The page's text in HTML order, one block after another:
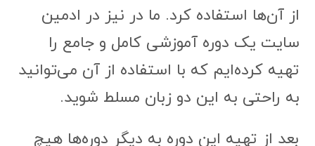
از آن‌ها استفاده کرد. ما در نیز در ادمین
سایت یک دوره آموزشی کامل و جامع را
تهیه کرده‌ایم که با استفاده از آن می‌توانید
به راحتی به این دو زبان مسلط شوید.
بعد از تهیه این دوره به دیگر دوره‌ها هیچ